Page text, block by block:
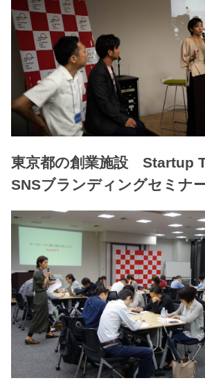
東京都の創業施設 Startup
SNSブランディングセミナ